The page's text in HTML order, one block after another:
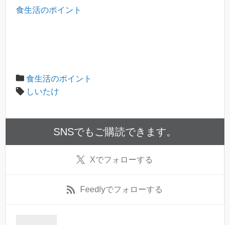
食生活のポイント
食生活のポイント
しいたけ
SNSでもご購読できます。
Xでフォローする
Feedlyでフォローする